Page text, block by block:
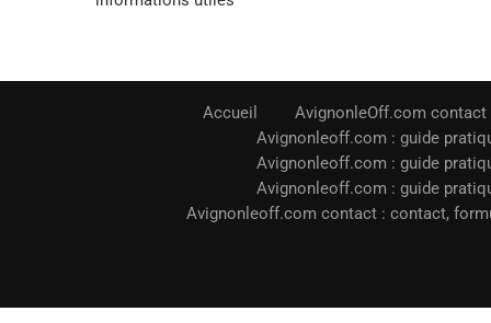
Accueil
AvignonleOff.com contact
Avignonleoff.com : guide
Avignonleoff.com : guide
Avignonleoff.com : guide
Avignonleoff.com contact : contact,